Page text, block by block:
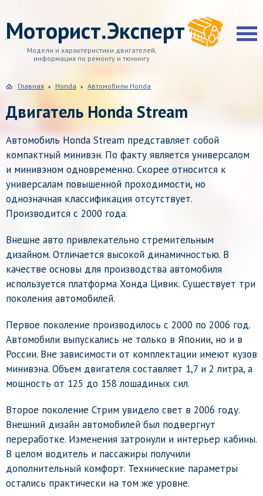
Моторист.Эксперт
Модели и характеристики двигателей,
информация по ремонту и тюнингу
Главная Honda Автомобили Honda
Двигатель Honda Stream
Автомобиль Honda Stream представляет собой
компактный минивэн. По факту является универсалом
и минивэном одновременно. Скорее относится к
универсалам повышенной проходимости, но
однозначная классификация отсутствует.
Производится с 2000 года.
Внешне авто привлекательно стремительным
дизайном. Отличается высокой динамичностью. В
качестве основы для производства автомобиля
используется платформа Хонда Цивик. Существует три
поколения автомобилей.
Первое поколение производилось с 2000 по 2006 год.
Автомобили выпускались не только в Японии, но и в
России. Вне зависимости от комплектации имеют кузов
минивэна. Объем двигателя составляет 1,7 и 2 литра, а
мощность от 125 до 158 лошадиных сил.
Второе поколение Стрим увидело свет в 2006 году.
Внешний дизайн автомобилей был подвергнут
переработке. Изменения затронули и интерьер кабины.
В целом водитель и пассажиры получили
дополнительный комфорт. Технические параметры
остались практически на том же уровне.